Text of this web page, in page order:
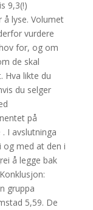
9,3(!)
å lyse. Volumet
vurdere
for, og om
de skal
Hva likte du
du selger
på
. I avslutninga
og med at den i
å legge bak
gruppa
5,59. De